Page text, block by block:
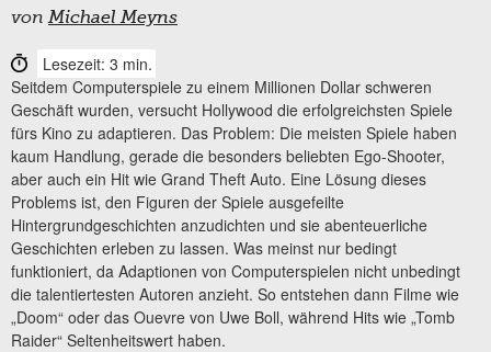
vonMichael Meyns
Lesezeit: 3 min.
Seitdem Computerspiele zu einem Millionen Dollar schweren
Geschäft wurden, versucht Hollywood die erfolgreichsten Spiele
fürs Kino zu adaptieren. Das Problem: Die meisten Spiele haben
kaum Handlung, gerade die besonders beliebten Ego-Shooter,
aber auch ein Hit wie Grand Theft Auto. Eine Lösung dieses
Problems ist, den Figuren der Spiele ausgefeilte
Hintergrundgeschichten anzudichten und sie abenteuerliche
Geschichten erleben zu lassen. Was meinst nur bedingt
funktioniert, da Adaptionen von Computerspielen nicht unbedingt
die talentiertesten Autoren anzieht. So entstehen dann Filme wie
„Doom“ oder das Ouevre von Uwe Boll, während Hits wie „Tomb
Raider“ Seltenheitswert haben.